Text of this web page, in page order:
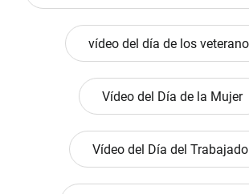
vídeo del día de los
Vídeo del Día de la Mujer
Vídeo del Día del